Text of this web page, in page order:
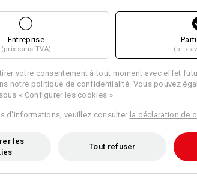
Comparer tous les détails
Entreprise
(prix sans TVA) (prix
votre consentement à tout moment avec effet
notre politique de confidentialité. Vous pouvez
« Configurer les cookies ».
d'informations, veuillez consulter la déclaration de
les
Tout refuser